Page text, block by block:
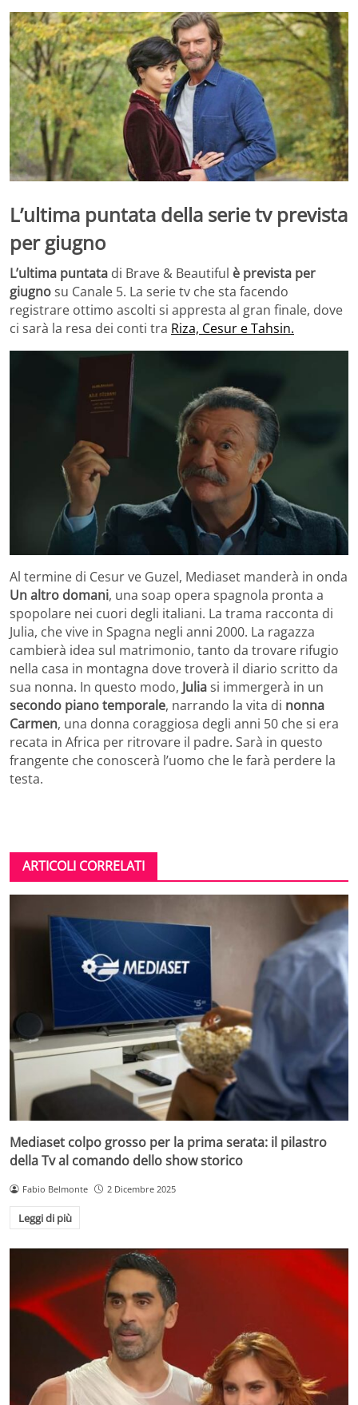
L’ultima puntata della serie tv prevista
per giugno
L’ultima puntata di Brave & Beautiful è prevista per
giugnosu Canale 5. La serie tv che sta facendo
registrare ottimo ascolti si appresta al gran finale, dove
ci sarà la resa dei conti tra Riza, Cesur e Tahsin.
Al termine di Cesur ve Guzel, Mediaset manderà in onda
Un altro domani, una soap opera spagnola pronta a
spopolare nei cuori degli italiani. La trama racconta di
Julia, che vive in Spagna negli anni 2000. La ragazza
cambierà idea sul matrimonio, tanto da trovare rifugio
nella casa in montagna dove troverà il diario scritto da
sua nonna. In questo modo, Juliasi immergerà in un
secondo piano temporale, narrando la vita di nonna
Carmen, una donna coraggiosa degli anni 50 che si era
recata in Africa per ritrovare il padre. Sarà in questo
frangente che conoscerà l’uomo che le farà perdere la
testa.
ARTICOLI CORRELATI
Mediaset colpo grosso per la prima serata: il pilastro
della Tv al comando dello show storico
Fabio Belmonte 2 Dicembre 2025
Leggi di più